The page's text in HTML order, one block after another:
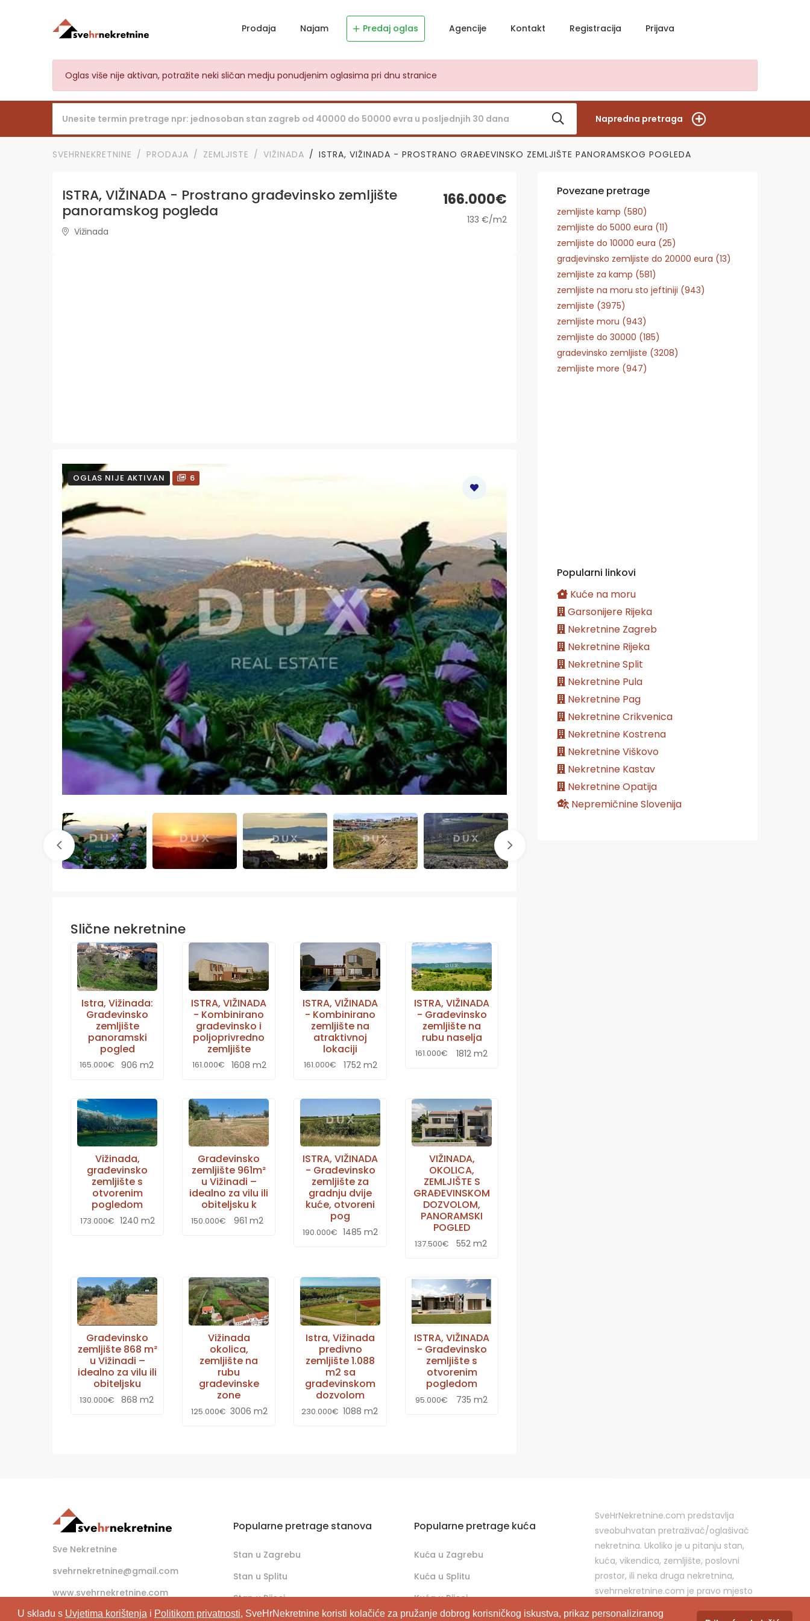
U skladu s Uvjetima korištenja i Politikom privatnosti, SveHrNekretnine koristi kolačiće za pružanje dobrog korisničkog iskustva, prikaz personaliziranog
Prodaja Najam Predaj oglas Agencije Kontakt Registracija Prijava
Oglas više nije aktivan, potražite neki sličan medju ponudjenim oglasima pri dnu stranice
Napredna pretraga
SVEHRNEKRETNINE PRODAJA ZEMLJISTE VIŽINADA ISTRA, VIŽINADA - PROSTRANO GRAĐEVINSKO ZEMLJIŠTE PANORAMSKOG POGLEDA
ISTRA, VIŽINADA - Prostrano građevinsko zemljište
panoramskog pogleda
Vižinada
166.000€
133 €/m2
OGLAS NIJE AKTIVAN 6
Slične nekretnine
Istra, Vižinada:
Građevinsko
zemljište
panoramski
pogled
165.000€ 906 m2
ISTRA, VIŽINADA
- Kombinirano
građevinsko i
poljoprivredno
zemljište
161.000€ 1608 m2
ISTRA, VIŽINADA
- Kombinirano
zemljište na
atraktivnoj
lokaciji
161.000€ 1752 m2
ISTRA, VIŽINADA
- Građevinsko
zemljište na
rubu naselja
161.000€ 1812 m2
Vižinada,
građevinsko
zemljište s
otvorenim
pogledom
173.000€ 1240 m2
Građevinsko
zemljište 961m²
u Vižinadi –
idealno za vilu ili
obiteljsku k
150.000€ 961 m2
ISTRA, VIŽINADA
- Građevinsko
zemljište za
gradnju dvije
kuće, otvoreni
pog
190.000€ 1485 m2
VIŽINADA,
OKOLICA,
ZEMLJIŠTE S
GRAĐEVINSKOM
DOZVOLOM,
PANORAMSKI
POGLED
137.500€ 552 m2
Građevinsko
zemljište 868 m²
u Vižinadi –
idealno za vilu ili
obiteljsku
130.000€ 868 m2
Vižinada
okolica,
zemljište na
rubu
građevinske
zone
125.000€ 3006 m2
Istra, Vižinada
predivno
zemljište 1.088
m2 sa
građevinskom
dozvolom
230.000€ 1088 m2
ISTRA, VIŽINADA
- Građevinsko
zemljište s
otvorenim
pogledom
95.000€ 735 m2
Povezane pretrage
zemljiste kamp (580)
zemljiste do 5000 eura (11)
zemljiste do 10000 eura (25)
gradjevinsko zemljiste do 20000 eura (13)
zemljiste za kamp (581)
zemljiste na moru sto jeftiniji (943)
zemljiste (3975)
zemljiste moru (943)
zemljiste do 30000 (185)
gradevinsko zemljiste (3208)
zemljiste more (947)
Popularni linkovi
Kuće na moru
Garsonijere Rijeka
Nekretnine Zagreb
Nekretnine Rijeka
Nekretnine Split
Nekretnine Pula
Nekretnine Pag
Nekretnine Crikvenica
Nekretnine Kostrena
Nekretnine Viškovo
Nekretnine Kastav
Nekretnine Opatija
Nepremičnine Slovenija
Sve Nekretnine
svehrnekretnine@gmail.com
www.svehrnekretnine.com
Popularne pretrage stanova
Stan u Zagrebu
Stan u Splitu
Stan u Rijeci
Popularne pretrage kuća
Kuća u Zagrebu
Kuća u Splitu
Kuća u Rijeci
SveHrNekretnine.com predstavlja
sveobuhvatan pretraživač/oglašivač
nekretnina. Ukoliko je u pitanju stan,
kuća, vikendica, zemljište, poslovni
prostor, ili neka druga nekretnina,
svehrnekretnine.com je pravo mjesto